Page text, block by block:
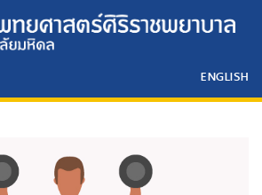
ENGLISH